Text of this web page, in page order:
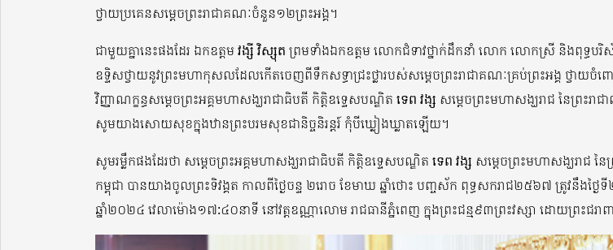
ថ្វាយប្រគេនសម្ដេចព្រះរាជាគណៈចំនួន១២ព្រះអង្គ។
ជាមួយគ្នានេះផងដែរ ឯកឧត្ដមវង្សី វិស្សុត ព្រមទាំងឯកឧត្ដម លោកជំទាវថ្នាក់ដឹកនាំ លោក លោកស្រី និងពុទ្ធប
ឧទ្ទិសថ្វាយនូវព្រះមហាកុសលដែលកើតចេញពីទឹកសទ្ធាជ្រះថ្លារបស់សម្ដេចព្រះរាជាគណៈគ្រប់ព្រះអង្គ ថ្វាយចំពោ
វិញ្ញាណក្ខន្ធសម្ដេចព្រះអគ្គមហាសង្ឃរាជាធិបតី កិត្តិឧទ្ទេសបណ្ឌិត ទេព វង្ស សម្ដេចព្រះមហាសង្ឃរាជ នៃព្រះរាជ
សូមយាងសោយសុខក្នុងឋានព្រះបរមសុខជានិច្ចនិរន្តរ៍ កុំបីឃ្លៀងឃ្លាតឡើយ។
សូមរម្លឹកផងដែរថា សម្ដេចព្រះអគ្គមហាសង្ឃរាជាធិបតី កិត្តិឧទ្ទេសបណ្ឌិត ទេព វង្ស សម្ដេចព្រះមហាសង្ឃរាជ នៃ
កម្ពុជា បានយាងចូលព្រះទិវង្គត កាលពីថ្ងៃចន្ទ ២រោច ខែមាឃ ឆ្នាំថោះ បញ្ចស័ក ពុទ្ធសករាជ២៥៦៧ ត្រូវនឹងថ្ងៃទី
ឆ្នាំ២០២៤ វេលាម៉ោង១៧:៤០នាទី នៅវត្តឧណ្ណាលោម រាជធានីភ្នំពេញ ក្នុងព្រះជន្ម៩៣ព្រះវស្សា ដោយព្រះជរា